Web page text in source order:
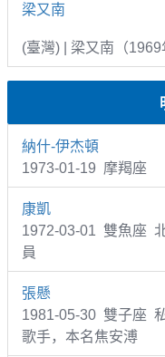
梁又南
(臺灣) | 梁又南（
納什-伊杰頓
1973-01-19 摩羯座
康凱
1972-03-01 雙魚座
員
張懸
1981-05-30 雙子座
歌手，本名焦安溥